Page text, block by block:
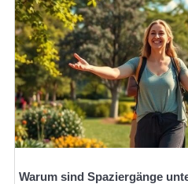
Warum sind Spaziergänge